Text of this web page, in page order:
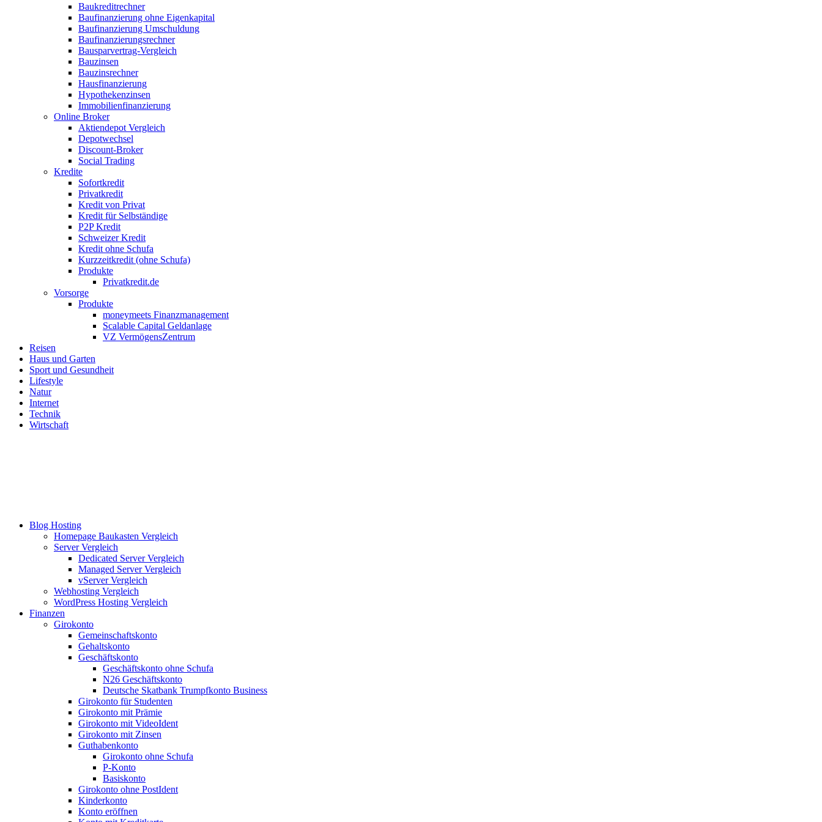
Baukreditrechner
Baufinanzierung ohne Eigenkapital
Baufinanzierung Umschuldung
Baufinanzierungsrechner
Bausparvertrag-Vergleich
Bauzinsen
Bauzinsrechner
Hausfinanzierung
Hypothekenzinsen
Immobilienfinanzierung
Online Broker
Aktiendepot Vergleich
Depotwechsel
Discount-Broker
Social Trading
Kredite
Sofortkredit
Privatkredit
Kredit von Privat
Kredit für Selbständige
P2P Kredit
Schweizer Kredit
Kredit ohne Schufa
Kurzzeitkredit (ohne Schufa)
Produkte
Privatkredit.de
Vorsorge
Produkte
moneymeets Finanzmanagement
Scalable Capital Geldanlage
VZ VermögensZentrum
Reisen
Haus und Garten
Sport und Gesundheit
Lifestyle
Natur
Internet
Technik
Wirtschaft
Blog Hosting
Homepage Baukasten Vergleich
Server Vergleich
Dedicated Server Vergleich
Managed Server Vergleich
vServer Vergleich
Webhosting Vergleich
WordPress Hosting Vergleich
Finanzen
Girokonto
Gemeinschaftskonto
Gehaltskonto
Geschäftskonto
Geschäftskonto ohne Schufa
N26 Geschäftskonto
Deutsche Skatbank Trumpfkonto Business
Girokonto für Studenten
Girokonto mit Prämie
Girokonto mit VideoIdent
Girokonto mit Zinsen
Guthabenkonto
Girokonto ohne Schufa
P-Konto
Basiskonto
Girokonto ohne PostIdent
Kinderkonto
Konto eröffnen